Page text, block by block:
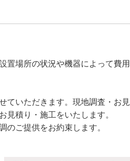
置場所の状況や機器によって費用
ていただきます。現地調査・お見
積り・施工をいたします。
ご提供をお約束します。